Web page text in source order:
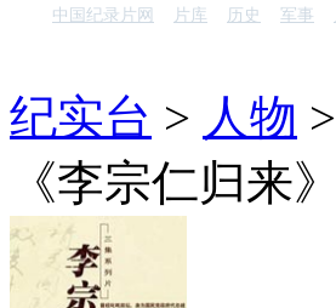
中国纪录片网 片库 历史 军事
纪实台 > 人物 >
《李宗仁归来》